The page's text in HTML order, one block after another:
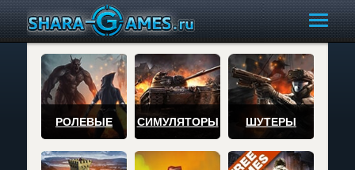
РОЛЕВЫЕ СИМУЛЯТОРЫ ШУТЕРЫ